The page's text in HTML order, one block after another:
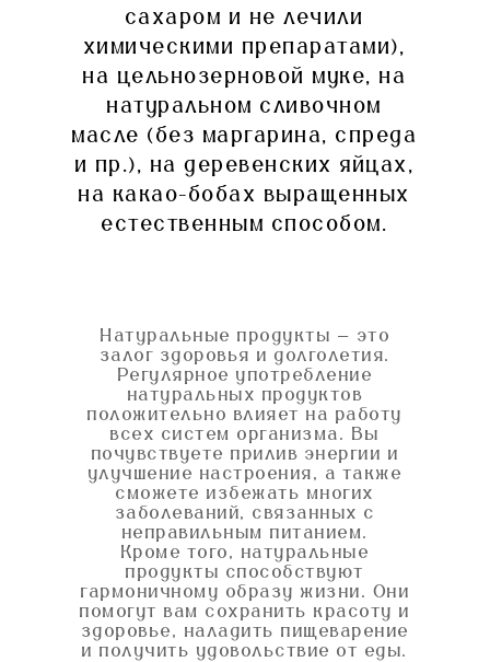
Натуральные продукты — это
залог здоровья и долголетия.
Регулярное употребление
натуральных продуктов
положительно влияет на работу
всех систем организма. Вы
почувствуете прилив энергии и
улучшение настроения, а также
сможете избежать многих
заболеваний, связанных с
неправильным питанием.
Кроме того, натуральные
продукты способствуют
гармоничному образу жизни. Они
помогут вам сохранить красоту и
здоровье, наладить пищеварение
и получить удовольствие от еды.
сахаром и не лечили
химическими препаратами),
на цельнозерновой муке, на
натуральном сливочном
масле (без маргарина, спреда
и пр.), на деревенских яйцах,
на какао-бобах выращенных
естественным способом.